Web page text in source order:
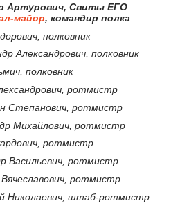
Артурович, Свиты ЕГО
майор, командир полка
полковник
Александрович, полковник
полковник
ротмистр
Степанович, ротмистр
Михайлович, ротмистр
ротмистр
Васильевич, ротмистр
ротмистр
Николаевич, штаб-ротмистр